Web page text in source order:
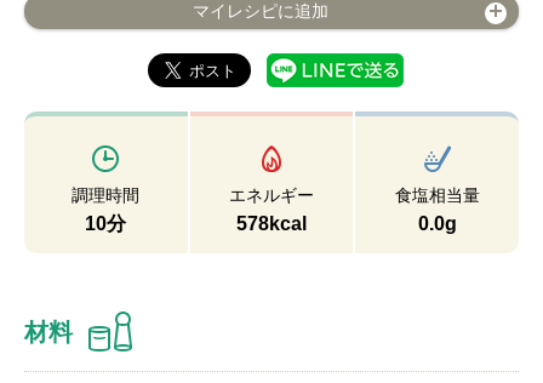
マイレシピに追加
調理時間
10分
エネルギー
578kcal
食塩相当量
0.0g
材料